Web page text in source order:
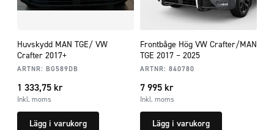
Huvskydd MAN TGE/ VW
Crafter 2017+
ARTNR: BG589DB
1 333,75 kr
Inkl. moms
Lägg i varukorg
Frontbåge Hög VW Crafter/MAN
TGE 2017 – 2025
ARTNR: 840780
7 995 kr
Inkl. moms
Lägg i varukorg